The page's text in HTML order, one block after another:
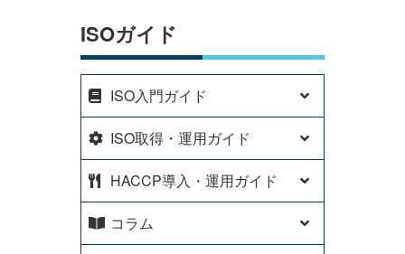
ISOガイド
ISO入門ガイド
ISO取得・運用ガイド
HACCP導入・運用ガイド
コラム